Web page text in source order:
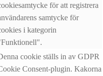
för att registrera
samtycke för
i kategorin
cookie ställs in av GDPR
Consent-plugin. Kakorna